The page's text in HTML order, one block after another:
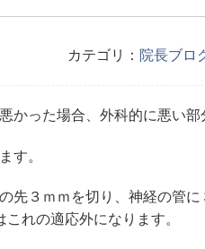
カテゴリ： 院長ブロ
かった場合、外科的に悪い部
す。
先３ｍｍを切り、神経の管
れの適応外になります。